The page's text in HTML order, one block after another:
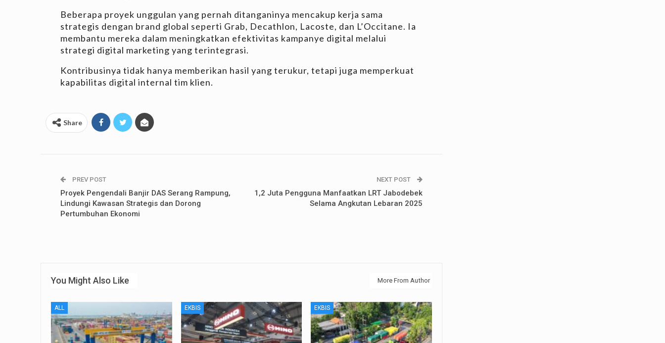
Beberapa proyek unggulan yang pernah ditanganinya mencakup kerja sama
strategis dengan brand global seperti Grab, Decathlon, Lacoste, dan L’Occitane. Ia
membantu mereka dalam meningkatkan efektivitas kampanye digital melalui
strategi digital marketing yang terintegrasi.
Kontribusinya tidak hanya memberikan hasil yang terukur, tetapi juga memperkuat
kapabilitas digital internal tim klien.
Share
PREV POST
Proyek Pengendali Banjir DAS Serang Rampung,
Lindungi Kawasan Strategis dan Dorong
Pertumbuhan Ekonomi
NEXT POST
1,2 Juta Pengguna Manfaatkan LRT Jabodebek
Selama Angkutan Lebaran 2025
You Might Also Like More From Author
ALL EKBIS EKBIS